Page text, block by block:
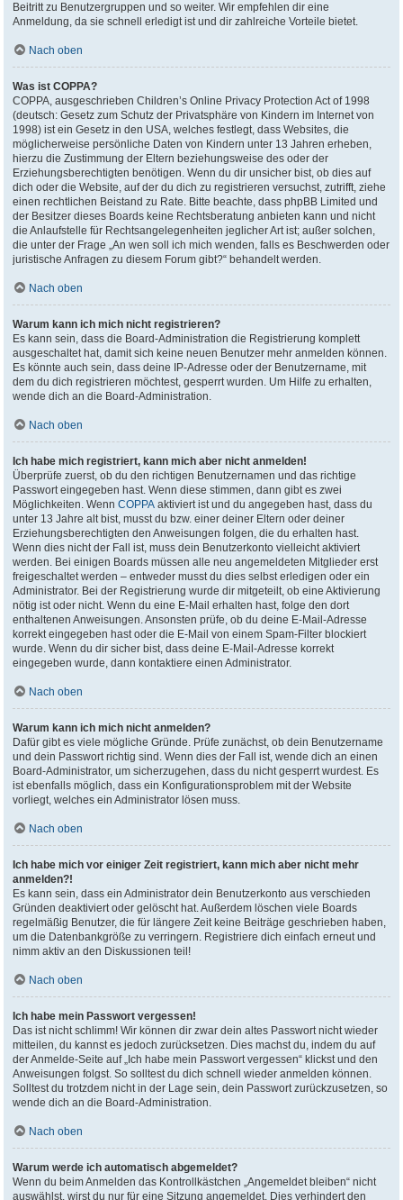
Beitritt zu Benutzergruppen und so weiter. Wir empfehlen dir eine
Anmeldung, da sie schnell erledigt ist und dir zahlreiche Vorteile bietet.
Nach oben
Was ist COPPA?
COPPA, ausgeschrieben Children’s Online Privacy Protection Act of 1998
(deutsch: Gesetz zum Schutz der Privatsphäre von Kindern im Internet von
1998) ist ein Gesetz in den USA, welches festlegt, dass Websites, die
möglicherweise persönliche Daten von Kindern unter 13 Jahren erheben,
hierzu die Zustimmung der Eltern beziehungsweise des oder der
Erziehungsberechtigten benötigen. Wenn du dir unsicher bist, ob dies auf
dich oder die Website, auf der du dich zu registrieren versuchst, zutrifft, ziehe
einen rechtlichen Beistand zu Rate. Bitte beachte, dass phpBB Limited und
der Besitzer dieses Boards keine Rechtsberatung anbieten kann und nicht
die Anlaufstelle für Rechtsangelegenheiten jeglicher Art ist; außer solchen,
die unter der Frage „An wen soll ich mich wenden, falls es Beschwerden oder
juristische Anfragen zu diesem Forum gibt?“ behandelt werden.
Nach oben
Warum kann ich mich nicht registrieren?
Es kann sein, dass die Board-Administration die Registrierung komplett
ausgeschaltet hat, damit sich keine neuen Benutzer mehr anmelden können.
Es könnte auch sein, dass deine IP-Adresse oder der Benutzername, mit
dem du dich registrieren möchtest, gesperrt wurden. Um Hilfe zu erhalten,
wende dich an die Board-Administration.
Nach oben
Ich habe mich registriert, kann mich aber nicht anmelden!
Überprüfe zuerst, ob du den richtigen Benutzernamen und das richtige
Passwort eingegeben hast. Wenn diese stimmen, dann gibt es zwei
Möglichkeiten. WennCOPPA aktiviert ist und du angegeben hast, dass du
unter 13 Jahre alt bist, musst du bzw. einer deiner Eltern oder deiner
Erziehungsberechtigten den Anweisungen folgen, die du erhalten hast.
Wenn dies nicht der Fall ist, muss dein Benutzerkonto vielleicht aktiviert
werden. Bei einigen Boards müssen alle neu angemeldeten Mitglieder erst
freigeschaltet werden – entweder musst du dies selbst erledigen oder ein
Administrator. Bei der Registrierung wurde dir mitgeteilt, ob eine Aktivierung
nötig ist oder nicht. Wenn du eine E-Mail erhalten hast, folge den dort
enthaltenen Anweisungen. Ansonsten prüfe, ob du deine E-Mail-Adresse
korrekt eingegeben hast oder die E-Mail von einem Spam-Filter blockiert
wurde. Wenn du dir sicher bist, dass deine E-Mail-Adresse korrekt
eingegeben wurde, dann kontaktiere einen Administrator.
Nach oben
Warum kann ich mich nicht anmelden?
Dafür gibt es viele mögliche Gründe. Prüfe zunächst, ob dein Benutzername
und dein Passwort richtig sind. Wenn dies der Fall ist, wende dich an einen
Board-Administrator, um sicherzugehen, dass du nicht gesperrt wurdest. Es
ist ebenfalls möglich, dass ein Konfigurationsproblem mit der Website
vorliegt, welches ein Administrator lösen muss.
Nach oben
Ich habe mich vor einiger Zeit registriert, kann mich aber nicht mehr
anmelden?!
Es kann sein, dass ein Administrator dein Benutzerkonto aus verschieden
Gründen deaktiviert oder gelöscht hat. Außerdem löschen viele Boards
regelmäßig Benutzer, die für längere Zeit keine Beiträge geschrieben haben,
um die Datenbankgröße zu verringern. Registriere dich einfach erneut und
nimm aktiv an den Diskussionen teil!
Nach oben
Ich habe mein Passwort vergessen!
Das ist nicht schlimm! Wir können dir zwar dein altes Passwort nicht wieder
mitteilen, du kannst es jedoch zurücksetzen. Dies machst du, indem du auf
der Anmelde-Seite auf „Ich habe mein Passwort vergessen“ klickst und den
Anweisungen folgst. So solltest du dich schnell wieder anmelden können.
Solltest du trotzdem nicht in der Lage sein, dein Passwort zurückzusetzen, so
wende dich an die Board-Administration.
Nach oben
Warum werde ich automatisch abgemeldet?
Wenn du beim Anmelden das Kontrollkästchen „Angemeldet bleiben“ nicht
auswählst, wirst du nur für eine Sitzung angemeldet. Dies verhindert den